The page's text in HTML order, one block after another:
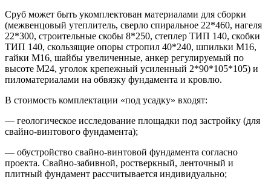
Сруб может быть укомплектован материалами для сборки
(межвенцовый утеплитель, сверло спиральное 22*460, нагеля
22*300, строительные скобы 8*250, степлер ТИП 140, скобки
ТИП 140, скользящие опоры стропил 40*240, шпильки М16,
гайки М16, шайбы увеличенные, анкер регулируемый по
высоте М24, уголок крепежный усиленный 2*90*105*105) и
пиломатериалами на обвязку фундамента и кровлю.
В стоимость комплектации «под усадку» входят:
— геологическое исследование площадки под застройку (для
свайно-винтового фундамента);
— обустройство свайно-винтовой фундамента согласно
проекта. Свайно-забивной, ростверкный, ленточный и
плитный фундамент рассчитывается индивидуально;